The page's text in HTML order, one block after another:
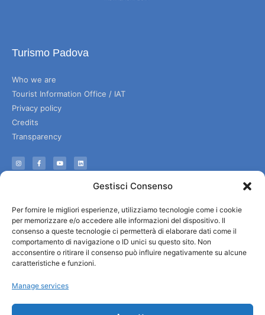
Gestisci Consenso
Per fornire le migliori esperienze, utilizziamo tecnologie come i cookie
per memorizzare e/o accedere alle informazioni del dispositivo. Il
consenso a queste tecnologie ci permetterà di elaborare dati come il
comportamento di navigazione o ID unici su questo sito. Non
acconsentire o ritirare il consenso può influire negativamente su alcune
caratteristiche e funzioni.
Manage services
Turismo Padova
Who we are
Tourist Information Office / IAT
Privacy policy
Credits
Transparency
Useful services
Brochures